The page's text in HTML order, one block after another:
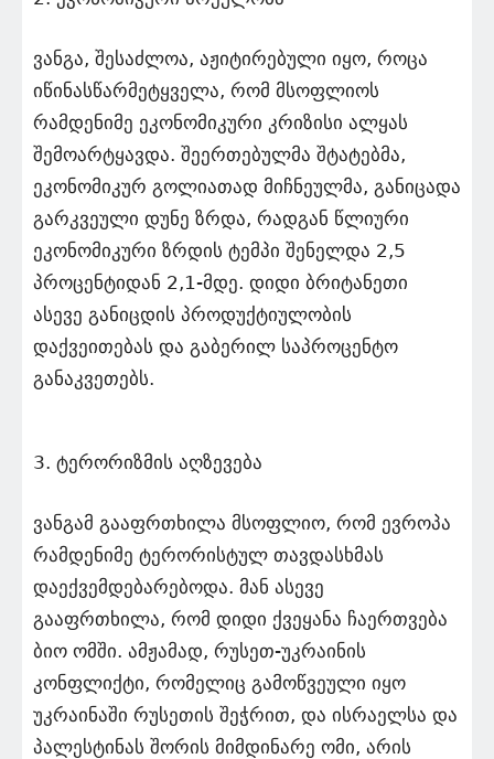
ვანგა, შესაძლოა, აჟიტირებული იყო, როცა
იწინასწარმეტყველა, რომ მსოფლიოს
რამდენიმე ეკონომიკური კრიზისი ალყას
შემოარტყავდა. შეერთებულმა შტატებმა,
ეკონომიკურ გოლიათად მიჩნეულმა, განიცადა
გარკვეული დუნე ზრდა, რადგან წლიური
ეკონომიკური ზრდის ტემპი შენელდა 2,5
პროცენტიდან 2,1-მდე. დიდი ბრიტანეთი
ასევე განიცდის პროდუქტიულობის
დაქვეითებას და გაბერილ საპროცენტო
განაკვეთებს.
3. ტერორიზმის აღზევება
ვანგამ გააფრთხილა მსოფლიო, რომ ევროპა
რამდენიმე ტერორისტულ თავდასხმას
დაექვემდებარებოდა. მან ასევე
გააფრთხილა, რომ დიდი ქვეყანა ჩაერთვება
ბიო ომში. ამჟამად, რუსეთ-უკრაინის
კონფლიქტი, რომელიც გამოწვეული იყო
უკრაინაში რუსეთის შეჭრით, და ისრაელსა და
პალესტინას შორის მიმდინარე ომი, არის